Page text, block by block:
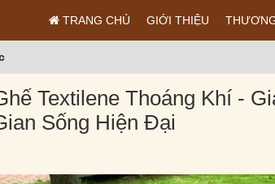
TRANG CHỦ GIỚI THIỆU
Textilene Thoáng Khí -
Sống Hiện Đại